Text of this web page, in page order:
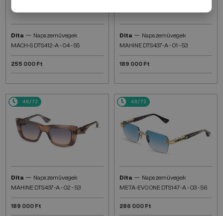
Dita — Napszemüvegek
MACH-S DTS412-A - 04 - 55
255 000 Ft
Dita — Napszemüvegek
MAHINE DTS437-A - 01 - 53
189 000 Ft
48/72
Dita — Napszemüvegek
MAHINE DTS437-A - 02 - 53
189 000 Ft
48/72
Dita — Napszemüvegek
META-EVO ONE DTS147-A - 03 - 56
286 000 Ft